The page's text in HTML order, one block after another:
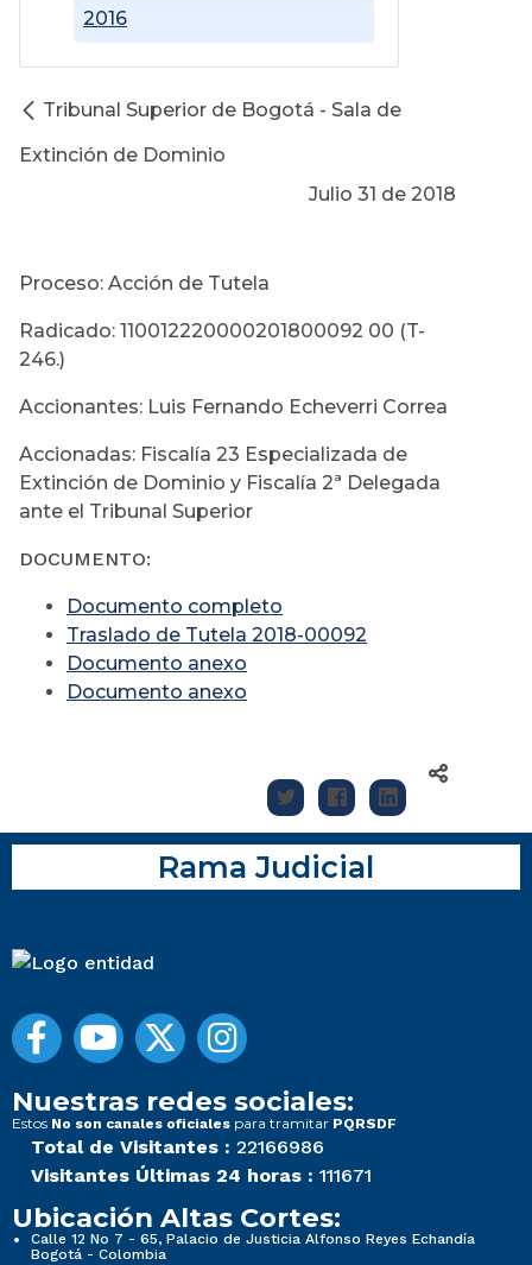
2016
Tribunal Superior de Bogotá - Sala de
Extinción de Dominio
Julio 31 de 2018
Proceso: Acción de Tutela
Radicado: 110012220000201800092 00 (T-
246.)
Accionantes: Luis Fernando Echeverri Correa
Accionadas: Fiscalía 23 Especializada de
Extinción de Dominio y Fiscalía 2ª Delegada
ante el Tribunal Superior
DOCUMENTO:
Documento completo
Traslado de Tutela 2018-00092
Documento anexo
Documento anexo
Rama Judicial
Nuestras redes sociales:
Estos No son canales oficiales para tramitar PQRSDF
Total de Visitantes : 22166986
Visitantes Últimas 24 horas : 111671
Ubicación Altas Cortes:
Calle 12 No 7 - 65, Palacio de Justicia Alfonso Reyes Echandía
Bogotá - Colombia